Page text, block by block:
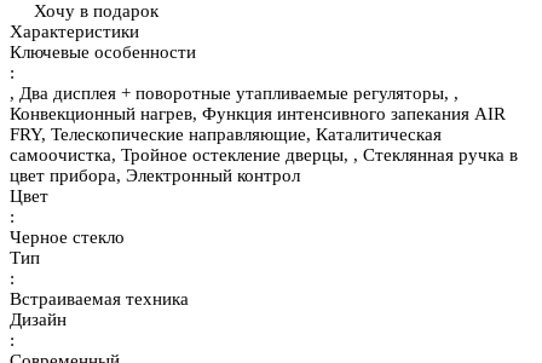
Хочу в подарок
Характеристики
Ключевые особенности
:
, Два дисплея + поворотные утапливаемые регуляторы, ,
Конвекционный нагрев, Функция интенсивного запекания AIR
FRY, Телескопические направляющие, Каталитическая
самоочистка, Тройное остекление дверцы, , Стеклянная ручка в
цвет прибора, Электронный контрол
Цвет
:
Черное стекло
Тип
:
Встраиваемая техника
Дизайн
: